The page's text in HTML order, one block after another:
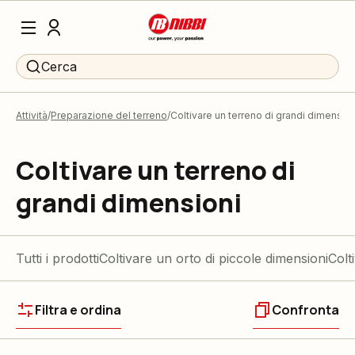
Cerca
Attività Preparazione del terreno Coltivare un terreno di grandi
Coltivare un terreno di
grandi dimensioni
Tutti i prodottiColtivare un orto di piccole dimensioni
Filtra e ordina Confronta